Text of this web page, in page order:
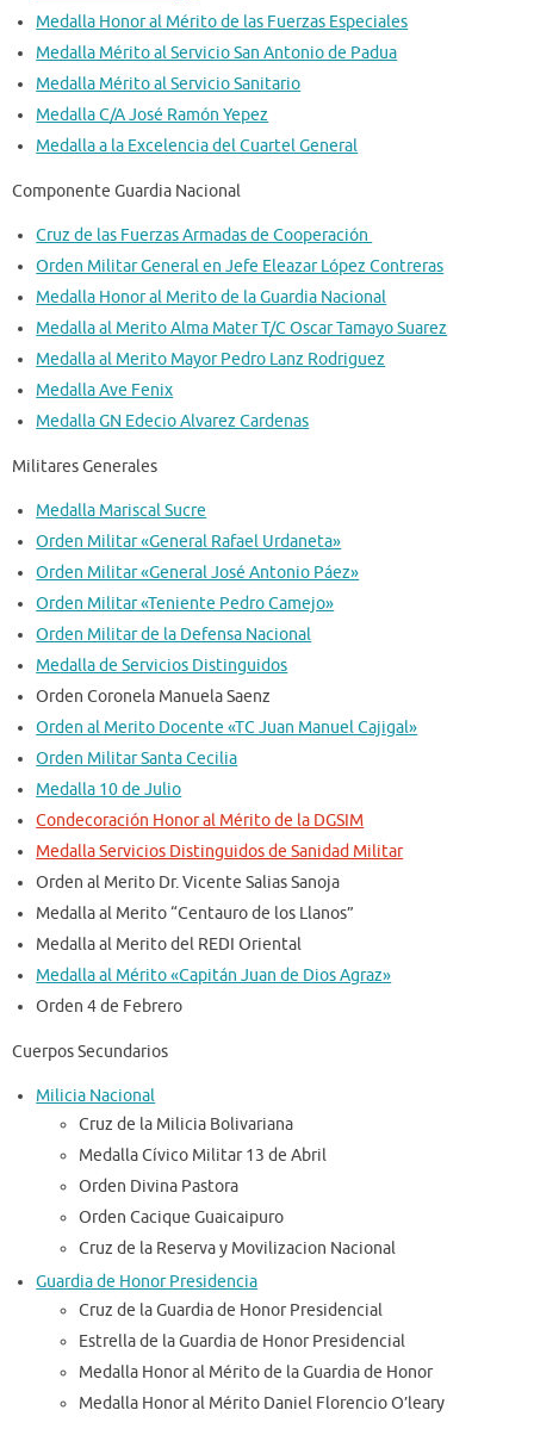
Medalla Honor al Mérito de las Fuerzas Especiales
Medalla Mérito al Servicio San Antonio de Padua
Medalla Mérito al Servicio Sanitario
Medalla C/A José Ramón Yepez
Medalla a la Excelencia del Cuartel General
Componente Guardia Nacional
Cruz de las Fuerzas Armadas de Cooperación
Orden Militar General en Jefe Eleazar López Contreras
Medalla Honor al Merito de la Guardia Nacional
Medalla al Merito Alma Mater T/C Oscar Tamayo Suarez
Medalla al Merito Mayor Pedro Lanz Rodriguez
Medalla Ave Fenix
Medalla GN Edecio Alvarez Cardenas
Militares Generales
Medalla Mariscal Sucre
Orden Militar «General Rafael Urdaneta»
Orden Militar «General José Antonio Páez»
Orden Militar «Teniente Pedro Camejo»
Orden Militar de la Defensa Nacional
Medalla de Servicios Distinguidos
Orden Coronela Manuela Saenz
Orden al Merito Docente «TC Juan Manuel Cajigal»
Orden Militar Santa Cecilia
Medalla 10 de Julio
Condecoración Honor al Mérito de la DGSIM
Medalla Servicios Distinguidos de Sanidad Militar
Orden al Merito Dr. Vicente Salias Sanoja
Medalla al Merito “Centauro de los Llanos”
Medalla al Merito del REDI Oriental
Medalla al Mérito «Capitán Juan de Dios Agraz»
Orden 4 de Febrero
Cuerpos Secundarios
Milicia Nacional
Cruz de la Milicia Bolivariana
Medalla Cívico Militar 13 de Abril
Orden Divina Pastora
Orden Cacique Guaicaipuro
Cruz de la Reserva y Movilizacion Nacional
Guardia de Honor Presidencia
Cruz de la Guardia de Honor Presidencial
Estrella de la Guardia de Honor Presidencial
Medalla Honor al Mérito de la Guardia de Honor
Medalla Honor al Mérito Daniel Florencio O’leary